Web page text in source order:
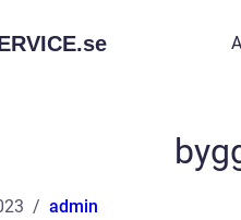
se
admin